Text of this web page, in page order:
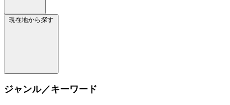
現在地から探す
ジャンル／キーワード